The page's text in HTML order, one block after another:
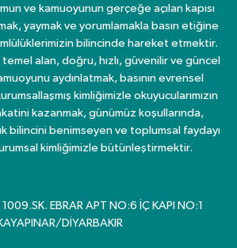
ve kamuoyunun gerçeğe açılan kapısı
yaymak ve yorumlamakla basın etiğine
bilincinde hareket etmektir.
alan, doğru, hızlı, güvenilir ve güncel
aydınlatmak, basının evrensel
kimliğimizle okuyucularımızın
kazanmak, günümüz koşullarında,
bilincini benimseyen ve toplumsal faydayı
kimliğimizle bütünleştirmektir.
EBRAR APT NO:6 İÇ KAPI NO:1
DİYARBAKIR